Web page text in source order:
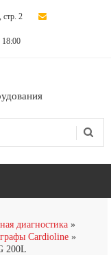
2
18:00
диагностика
Cardioline
200L